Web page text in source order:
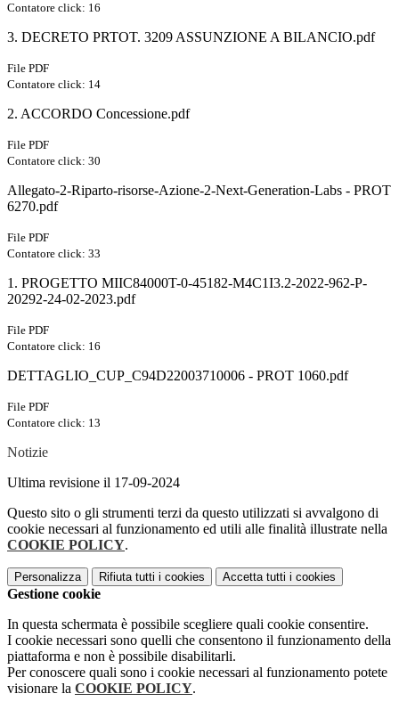
Contatore click: 16
3. DECRETO PRTOT. 3209 ASSUNZIONE A BILANCIO.pdf
File PDF
Contatore click: 14
2. ACCORDO Concessione.pdf
File PDF
Contatore click: 30
Allegato-2-Riparto-risorse-Azione-2-Next-Generation-Labs - PROT
6270.pdf
File PDF
Contatore click: 33
1. PROGETTO MIIC84000T-0-45182-M4C1I3.2-2022-962-P-
20292-24-02-2023.pdf
File PDF
Contatore click: 16
DETTAGLIO_CUP_C94D22003710006 - PROT 1060.pdf
File PDF
Contatore click: 13
Notizie
Ultima revisione il 17-09-2024
Questo sito o gli strumenti terzi da questo utilizzati si avvalgono di
cookie necessari al funzionamento ed utili alle finalità illustrate nella
COOKIE POLICY.
Personalizza Rifiuta tutti i cookies Accetta tutti i cookies
Gestione cookie
In questa schermata è possibile scegliere quali cookie consentire.
I cookie necessari sono quelli che consentono il funzionamento della
piattaforma e non è possibile disabilitarli.
Per conoscere quali sono i cookie necessari al funzionamento potete
visionare la COOKIE POLICY.